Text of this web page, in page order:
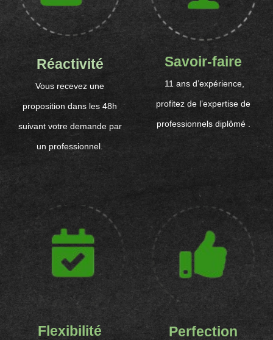
Réactivité
Vous recevez une
proposition dans les 48h
suivant votre demande par
un professionnel.
Savoir-faire
11 ans d’expérience,
profitez de l’expertise de
professionnels diplômé .
Flexibilité Perfection